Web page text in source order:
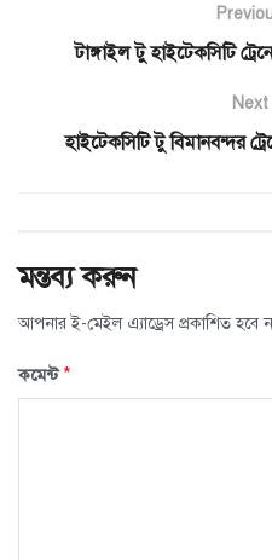
টাঙ্গাইল টু হাইটেকসিটি
হাইটেকসিটি টু বিমানবন্দর
মন্তব্য করুন
আপনার ই-মেইল এ্যাড্রেস প্রকাশিত হবে
কমেন্ট*